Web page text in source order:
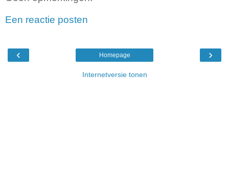
Een reactie posten
‹ ›
Homepage
Internetversie tonen